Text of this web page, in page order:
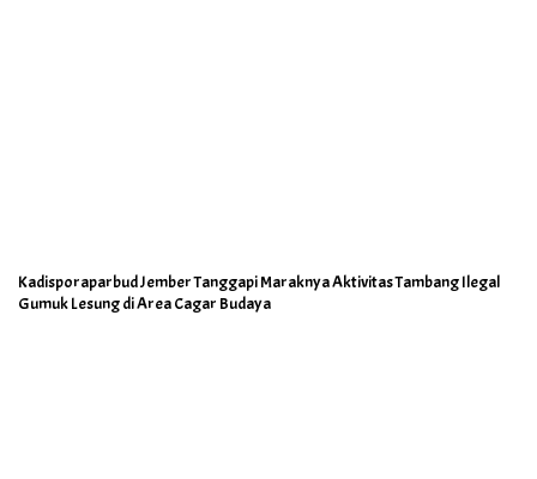
Kadisporaparbud Jember Tanggapi Maraknya Aktivitas Tambang Ilegal
Gumuk Lesung di Area Cagar Budaya